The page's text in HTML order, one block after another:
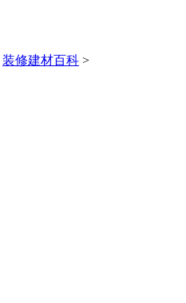
装修建材百科 >